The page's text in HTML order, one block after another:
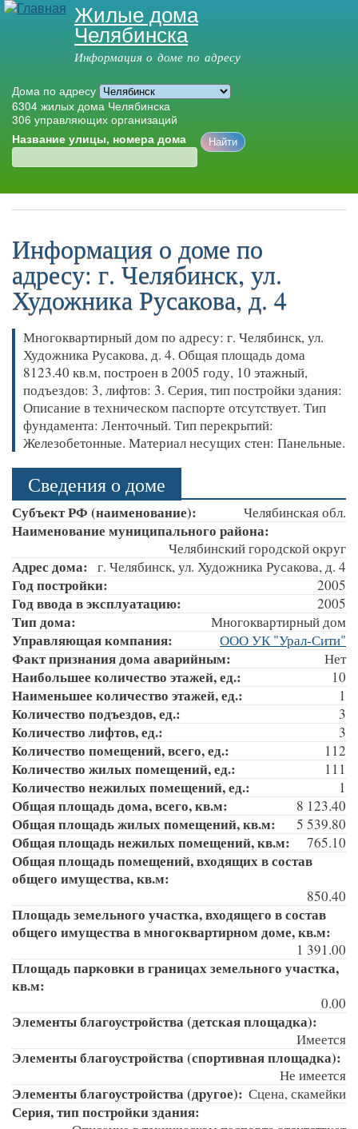
Перейти к
основному
содержанию
Жилые дома
Челябинска
Информация о доме по адресу
Дома по адресу
6304 жилых дома Челябинска
306 управляющих организаций
Название улицы, номера дома
Главное меню
Информация о доме по
адресу: г. Челябинск, ул.
Художника Русакова, д. 4
Многоквартирный дом по адресу: г. Челябинск, ул.
Художника Русакова, д. 4. Общая площадь дома
8123.40 кв.м, построен в 2005 году, 10 этажный,
подъездов: 3, лифтов: 3. Серия, тип постройки здания:
Описание в техническом паспорте отсутствует. Тип
фундамента: Ленточный. Тип перекрытий:
Железобетонные. Материал несущих стен: Панельные.
Сведения о доме
Субъект РФ (наименование): Челябинская обл.
Наименование муниципального района:
Челябинский городской округ
Адрес дома: г. Челябинск, ул. Художника Русакова, д. 4
Год постройки: 2005
Год ввода в эксплуатацию: 2005
Тип дома: Многоквартирный дом
Управляющая компания: ООО УК "Урал-Сити"
Факт признания дома аварийным: Нет
Наибольшее количество этажей, ед.: 10
Наименьшее количество этажей, ед.: 1
Количество подъездов, ед.: 3
Количество лифтов, ед.: 3
Количество помещений, всего, ед.: 112
Количество жилых помещений, ед.: 111
Количество нежилых помещений, ед.: 1
Общая площадь дома, всего, кв.м: 8 123.40
Общая площадь жилых помещений, кв.м: 5 539.80
Общая площадь нежилых помещений, кв.м: 765.10
Общая площадь помещений, входящих в состав
общего имущества, кв.м:
850.40
Площадь земельного участка, входящего в состав
общего имущества в многоквартирном доме, кв.м:
1 391.00
Площадь парковки в границах земельного участка,
кв.м:
0.00
Элементы благоустройства (детская площадка):
Имеется
Элементы благоустройства (спортивная площадка):
Не имеется
Элементы благоустройства (другое): Сцена, скамейки
Серия, тип постройки здания: